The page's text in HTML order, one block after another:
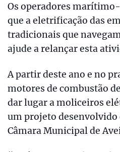
Os operadores
que a eletrificação das
tradicionais que
ajude a relançar esta
A partir deste ano e no
motores de combustão
dar lugar a moliceiros
um projeto
Câmara Municipal de